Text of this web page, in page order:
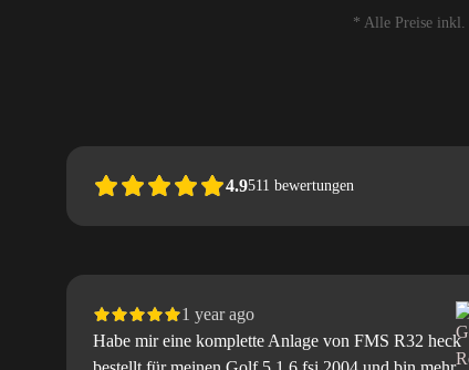
* Alle Preise inkl.
4.9511 bewertungen
1 year ago
Habe mir eine komplette Anlage von FMS R32 heck